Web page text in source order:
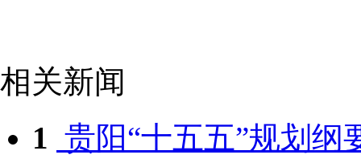
相关新闻
1 贵阳“十五五”规划纲